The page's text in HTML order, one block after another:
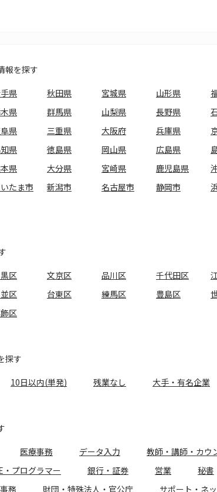
報を探す
県 秋田県 宮城県 山形県
県 群馬県 山梨県 長野県
県 三重県 大阪府 兵庫県
県 徳島県 岡山県 広島県
県 大分県 宮崎県 鹿児島県
たま市 新潟市 名古屋市 静岡市
区 文京区 品川区 千代田区
区 台東区 練馬区 豊島区
区
探す
10日以内(単発) 残業なし 大手・有名企業
医療事務 データ入力 教師・講師・カウ
・プログラマー 銀行・証券 営業 秘書
務 財団・特殊法人・官公庁 サポート・ネ